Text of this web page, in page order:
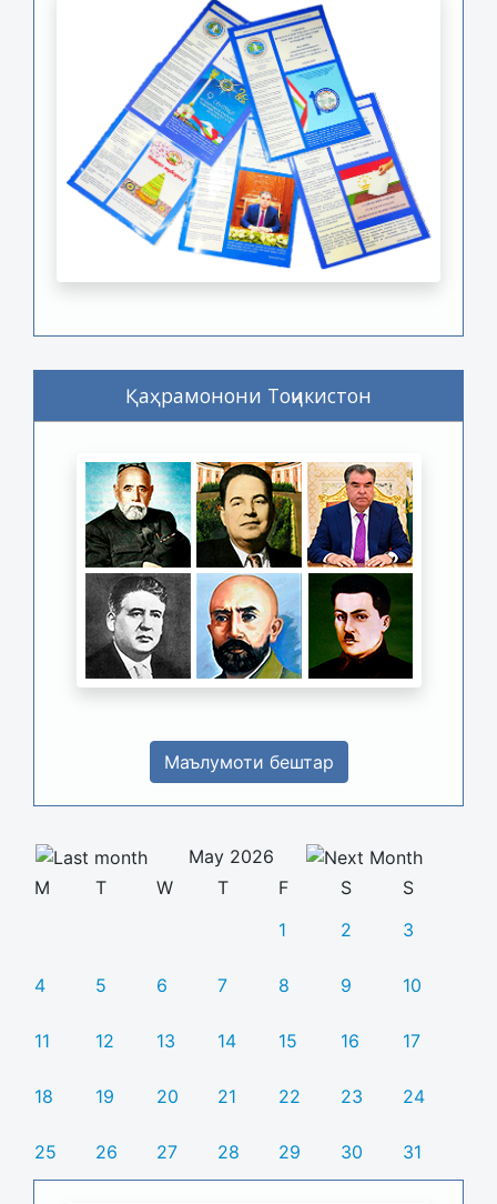
Қаҳрамонони Тоҷикистон
Маълумоти бештар
May 2026
M
T W T F S
S
1
2 3
4 5 6 7 8 9 10
11 12 13 14 15 16 17
18 19 20 21 22 23 24
25 26 27 28 29 30 31